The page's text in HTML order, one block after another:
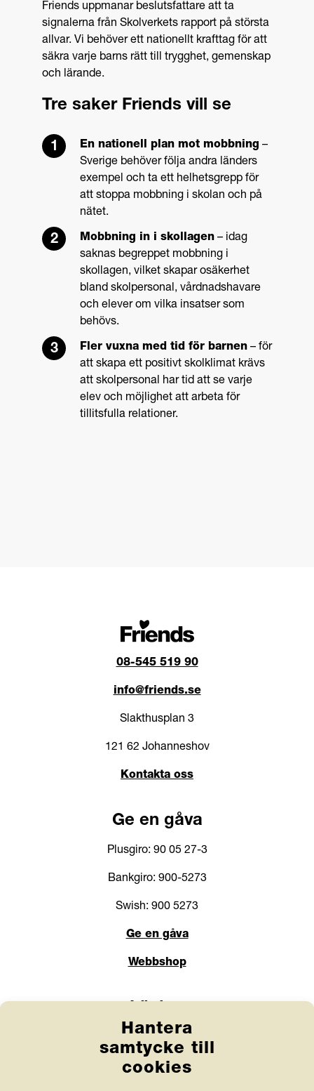
Hantera
samtycke till
cookies
Friends uppmanar beslutsfattare att ta
signalerna från Skolverkets rapport på största
allvar. Vi behöver ett nationellt krafttag för att
säkra varje barns rätt till trygghet, gemenskap
och lärande.
Tre saker Friends vill se
En nationell plan mot mobbning –
Sverige behöver följa andra länders
exempel och ta ett helhetsgrepp för
att stoppa mobbning i skolan och på
nätet.
Mobbning in i skollagen – idag
saknas begreppet mobbning i
skollagen, vilket skapar osäkerhet
bland skolpersonal, vårdnadshavare
och elever om vilka insatser som
behövs.
Fler vuxna med tid för barnen – för
att skapa ett positivt skolklimat krävs
att skolpersonal har tid att se varje
elev och möjlighet att arbeta för
tillitsfulla relationer.
08-545 519 90
info@friends.se
Slakthusplan 3
121 62 Johanneshov
Kontakta oss
Ge en gåva
Plusgiro: 90 05 27-3
Bankgiro: 900-5273
Swish: 900 5273
Ge en gåva
Webbshop
Jobba hos oss